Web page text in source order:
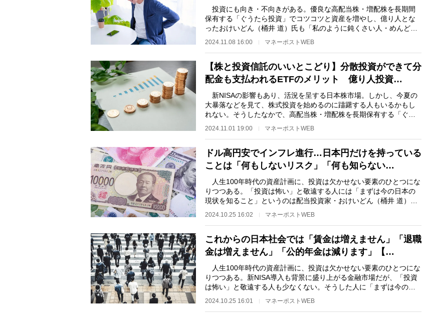
投資にも向き・不向きがある。優良な高配当株・増配株を長期間
保有する「ぐうたら投資」でコツコツと資産を増やし、億り人とな
ったおけいどん（桶井 道）氏も「私のように鈍くさい人・めんどう
2024.11.08 16:00 マネーポストWEB
【株と投資信託のいいとこどり】分散投資ができて分
配金も支払われるETFのメリット 億り人投資…
新NISAの影響もあり、活況を呈する日本株市場。しかし、今夏の
大暴落などを見て、株式投資を始めるのに躊躇する人もいるかもし
れない。そうしたなかで、高配当株・増配株を長期保有する「ぐう
2024.11.01 19:00 マネーポストWEB
ドル高円安でインフレ進行…日本円だけを持っている
ことは「何もしないリスク」「何も知らない…
人生100年時代の資産計画に、投資は欠かせない要素のひとつにな
りつつある。「投資は怖い」と敬遠する人には「まずは今の日本の
現状を知ること」というのは配当投資家・おけいどん（桶井 道）
2024.10.25 16:02 マネーポストWEB
これからの日本社会では「賃金は増えません」「退職
金は増えません」「公的年金は減ります」【…
人生100年時代の資産計画に、投資は欠かせない要素のひとつにな
りつつある。新NISA導入も背景に盛り上がる金融市場だが、「投資
は怖い」と敬遠する人も少なくない。そうした人に「まずは今の日
2024.10.25 16:01 マネーポストWEB